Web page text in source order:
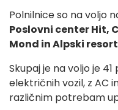
Polnilnice so na voljo
Poslovni center Hit,
Mond in Alpski
Skupaj je na voljo je
električnih vozil, z AC
različnim potrebam